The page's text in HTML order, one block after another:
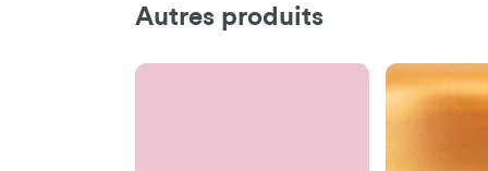
Autres produits